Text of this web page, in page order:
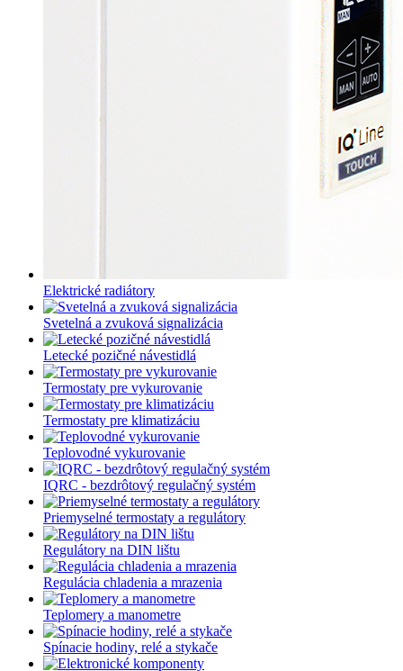
Elektrické radiátory
Svetelná a zvuková signalizácia
Letecké pozičné návestidlá
Termostaty pre vykurovanie
Termostaty pre klimatizáciu
Teplovodné vykurovanie
IQRC - bezdrôtový regulačný systém
Priemyselné termostaty a regulátory
Regulátory na DIN lištu
Regulácia chladenia a mrazenia
Teplomery a manometre
Spínacie hodiny, relé a stykače